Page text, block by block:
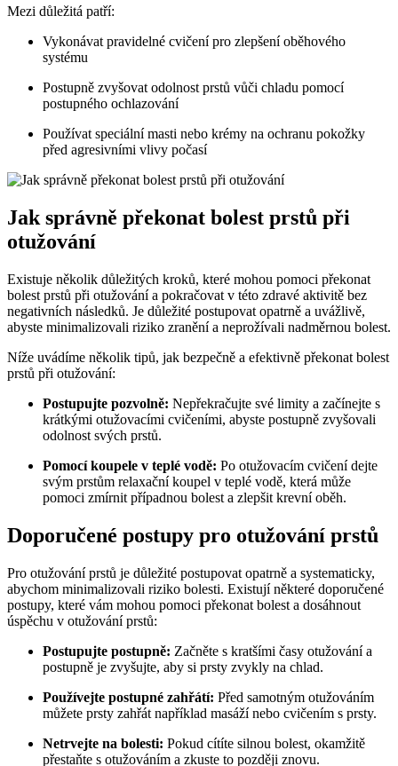
Mezi důležitá patří:
Vykonávat pravidelné cvičení pro zlepšení oběhového
systému
Postupně zvyšovat odolnost prstů vůči chladu pomocí
postupného ochlazování
Používat speciální masti nebo krémy na ochranu pokožky
před agresivními vlivy počasí
Jak správně překonat bolest prstů při
otužování
Existuje několik důležitých kroků, které mohou pomoci překonat
bolest prstů při otužování a pokračovat v této zdravé aktivitě bez
negativních následků. Je důležité postupovat opatrně a uvážlivě,
abyste minimalizovali riziko zranění a neprožívali nadměrnou bolest.
Níže uvádíme několik tipů, jak bezpečně a efektivně překonat bolest
prstů při otužování:
Postupujte pozvolně: Nepřekračujte své limity a začínejte s
krátkými otužovacími cvičeními, abyste postupně zvyšovali
odolnost svých prstů.
Pomocí koupele v teplé vodě: Po otužovacím cvičení dejte
svým prstům relaxační koupel v teplé vodě, která může
pomoci zmírnit případnou bolest a zlepšit krevní oběh.
Doporučené postupy pro otužování prstů
Pro otužování prstů je důležité postupovat opatrně a systematicky,
abychom minimalizovali riziko bolesti. Existují některé doporučené
postupy, které vám mohou pomoci překonat bolest a dosáhnout
úspěchu v otužování prstů:
Postupujte postupně: Začněte s kratšími časy otužování a
postupně je zvyšujte, aby si prsty zvykly na chlad.
Používejte postupné zahřátí: Před samotným otužováním
můžete prsty zahřát například masáží nebo cvičením s prsty.
Netrvejte na bolesti: Pokud cítíte silnou bolest, okamžitě
přestaňte s otužováním a zkuste to později znovu.